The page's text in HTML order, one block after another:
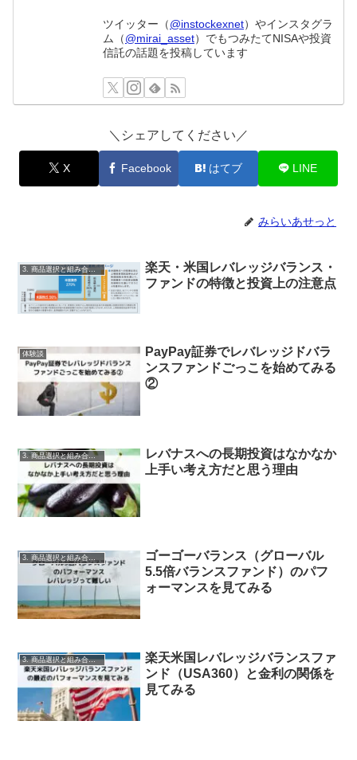
ツイッター（@instockexnet）やインスタグラ
ム（@mirai_asset）でもつみたてNISAや投資
信託の話題を投稿しています
＼シェアしてください／
X Facebook はてブ LINE
みらいあせっと
3. 商品選択と組み合わせ
楽天・米国レバレッジバランス・
ファンドの特徴と投資上の注意点
体験談
PayPay証券でレバレッジドバラ
ンスファンドごっこを始めてみる
②
3. 商品選択と組み合わせ
レバナスへの長期投資はなかなか
上手い考え方だと思う理由
3. 商品選択と組み合わせ
ゴーゴーバランス（グローバル
5.5倍バランスファンド）のパフ
ォーマンスを見てみる
3. 商品選択と組み合わせ
楽天米国レバレッジバランスファ
ンド（USA360）と金利の関係を
見てみる